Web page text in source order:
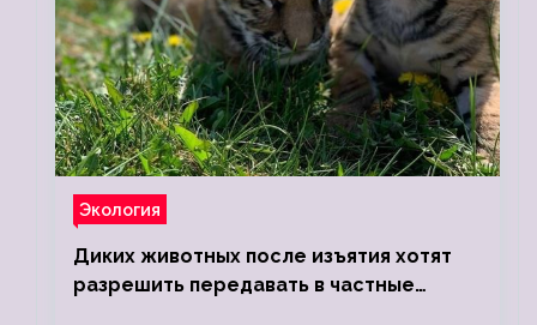
Экология
Диких животных после изъятия хотят
разрешить передавать в частные